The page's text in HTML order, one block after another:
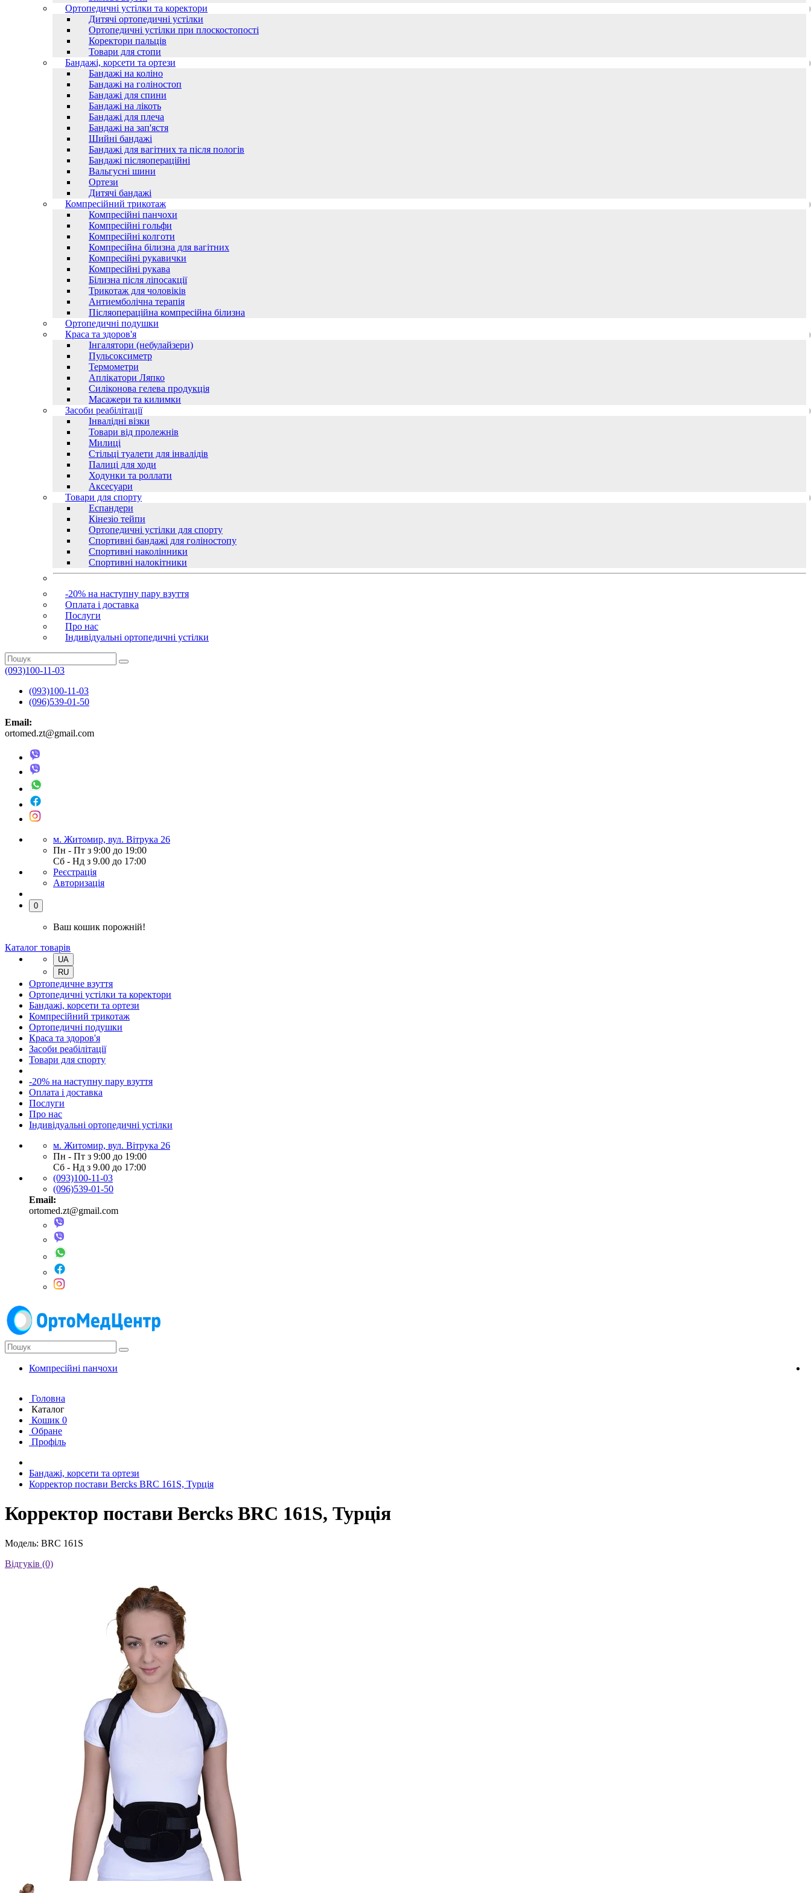
Ортопедичні устілки та коректори
Дитячі ортопедичні устілки
Ортопедичні устілки при плоскостопості
Коректори пальців
Товари для стопи
Бандажі, корсети та ортези
Бандажі на коліно
Бандажі на голіностоп
Бандажі для спини
Бандажі на лікоть
Бандажі для плеча
Бандажі на зап'ястя
Шийні бандажі
Бандажі для вагітних та після пологів
Бандажі післяопераційні
Вальгусні шини
Ортези
Дитячі бандажі
Компресійний трикотаж
Компресійні панчохи
Компресійні гольфи
Компресійні колготи
Компресійна білизна для вагітних
Компресійні рукавички
Компресійні рукава
Білизна після ліпосакції
Трикотаж для чоловіків
Антиемболічна терапія
Післяопераційна компресійна білизна
Ортопедичні подушки
Краса та здоров'я
Інгалятори (небулайзери)
Пульсоксиметр
Термометри
Аплікатори Ляпко
Силіконова гелева продукція
Масажери та килимки
Засоби реабілітації
Інвалідні візки
Товари від пролежнів
Милиці
Стільці туалети для інвалідів
Палиці для ходи
Ходунки та роллати
Аксесуари
Товари для спорту
Еспандери
Кінезіо тейпи
Ортопедичні устілки для спорту
Спортивні бандажі для голіностопу
Спортивні наколінники
Спортивні налокітники
-20% на наступну пару взуття
Оплата і доставка
Послуги
Про нас
Індивідуальні ортопедичні устілки
(093)100-11-03
(093)100-11-03
(096)539-01-50
Email:
ortomed.zt@gmail.com
м. Житомир, вул. Вітрука 26
Пн - Пт з 9:00 до 19:00
Сб - Нд з 9.00 до 17:00
Реєстрація
Авторизація
0
Ваш кошик порожній!
Каталог товарів
UA
RU
Ортопедичне взуття
Ортопедичні устілки та коректори
Бандажі, корсети та ортези
Компресійний трикотаж
Ортопедичні подушки
Краса та здоров'я
Засоби реабілітації
Товари для спорту
-20% на наступну пару взуття
Оплата і доставка
Послуги
Про нас
Індивідуальні ортопедичні устілки
м. Житомир, вул. Вітрука 26
Пн - Пт з 9:00 до 19:00
Сб - Нд з 9.00 до 17:00
(093)100-11-03
(096)539-01-50
Email:
ortomed.zt@gmail.com
Компресійні панчохи
Головна
Каталог
Кошик 0
Обране
Профіль
Бандажі, корсети та ортези
Корректор постави Bercks BRC 161S, Турція
Корректор постави Bercks BRC 161S, Турція
Модель: BRC 161S
Відгуків (0)